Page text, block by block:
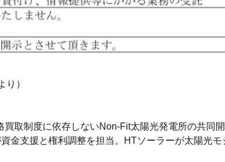
り）
取制度に依存しないNon-Fit太陽光発電所の共同
金支援と権利調整を担当。HTソーラーが太陽光